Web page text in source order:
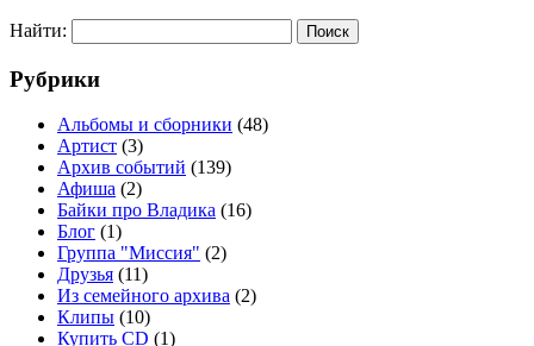
Найти:
Рубрики
Альбомы и сборники (48)
Артист (3)
Архив событий (139)
Афиша (2)
Байки про Владика (16)
Блог (1)
Группа "Миссия" (2)
Друзья (11)
Из семейного архива (2)
Клипы (10)
Купить CD (1)